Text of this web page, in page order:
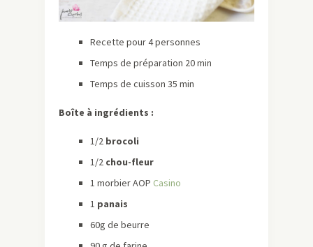
Recette pour 4 personnes
Temps de préparation 20 min
Temps de cuisson 35 min
Boîte à ingrédients :
1/2 brocoli
1/2 chou-fleur
1 morbier AOP Casino
1 panais
60g de beurre